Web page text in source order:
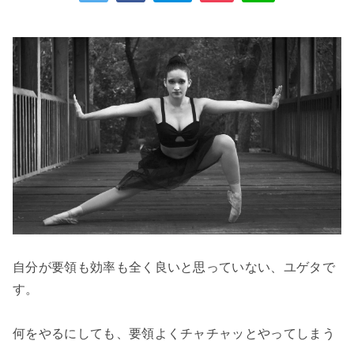
自分が要領も効率も全く良いと思っていない、ユゲタで
す。
何をやるにしても、要領よくチャチャッとやってしまう